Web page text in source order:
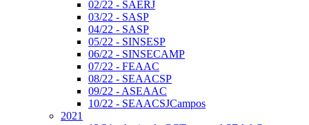
02/22 - SAERJ
03/22 - SASP
04/22 - SASP
05/22 - SINSESP
06/22 - SINSECAMP
07/22 - FEAAC
08/22 - SEAACSP
09/22 - ASEAAC
10/22 - SEAACSJCampos
2021